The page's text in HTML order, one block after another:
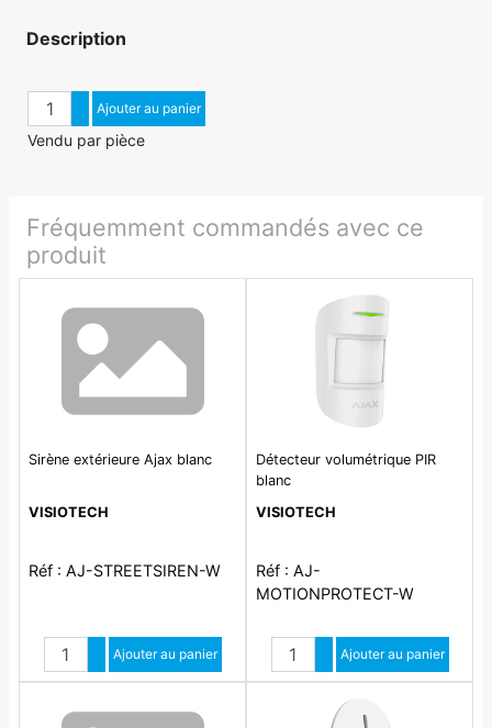
Description
QuantitéAugmenter quantité
Diminuer quantité
Ajouter au panier
Vendu par pièce
Fréquemment commandés avec ce
produit
Sirène extérieure Ajax blanc
VISIOTECH
Réf : AJ-STREETSIREN-W
Quantité
Augmenter quantité
Diminuer quantité
Ajouter au panier
Détecteur volumétrique PIR
blanc
VISIOTECH
Réf : AJ-
MOTIONPROTECT-W
Quantité
Augmenter quantité
Diminuer quantité
Ajouter au panier